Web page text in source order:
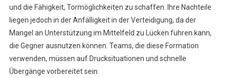
und die Fähigkeit, Tormöglichkeiten zu schaffen. Ihre Nachteile
liegen jedoch in der Anfälligkeit in der Verteidigung, da der
Mangel an Unterstützung im Mittelfeld zu Lücken führen kann,
die Gegner ausnutzen können. Teams, die diese Formation
verwenden, müssen auf Drucksituationen und schnelle
Übergänge vorbereitet sein.